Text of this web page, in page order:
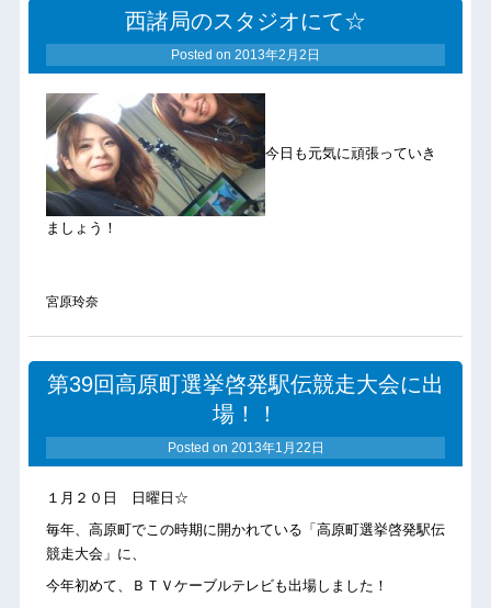
西諸局のスタジオにて☆
Posted on 2013年2月2日
今日も元気に頑張っていき
ましょう！
宮原玲奈
第39回高原町選挙啓発駅伝競走大会に出
場！！
Posted on 2013年1月22日
１月２０日 日曜日☆
毎年、高原町でこの時期に開かれている「高原町選挙啓発駅伝
競走大会」に、
今年初めて、ＢＴＶケーブルテレビも出場しました！